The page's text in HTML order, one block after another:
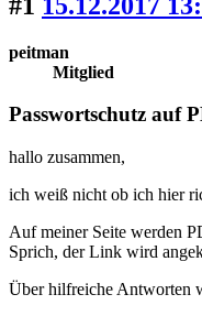
peitman
Mitglied
Passwortschutz auf
hallo zusammen,
ich weiß nicht ob ich hier
Auf meiner Seite werden
Sprich, der Link wird
Über hilfreiche Antworten